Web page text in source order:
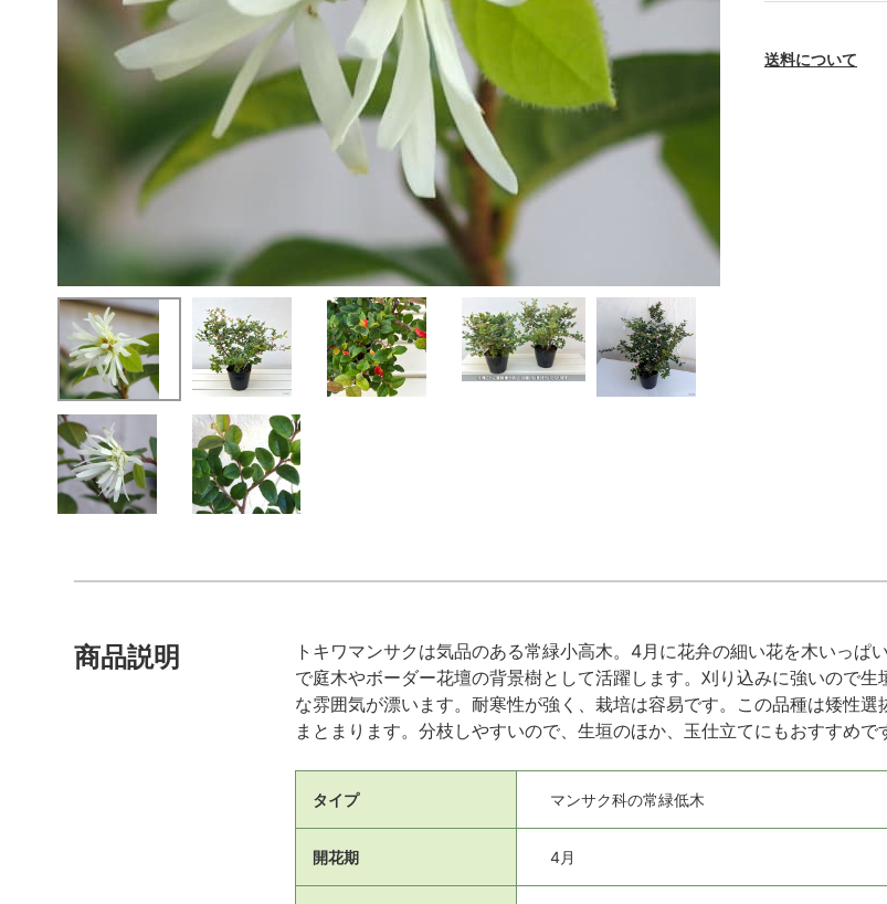
送料について
商品説明
トキワマンサクは気品のある常緑小高木。4月に花弁の細い花を木いっ
で庭木やボーダー花壇の背景樹として活躍します。刈り込みに強いので
な雰囲気が漂います。耐寒性が強く、栽培は容易です。この品種は矮性
まとまります。分枝しやすいので、生垣のほか、玉仕立てにもおすすめで
タイプ マンサク科の常緑低木
開花期 4月